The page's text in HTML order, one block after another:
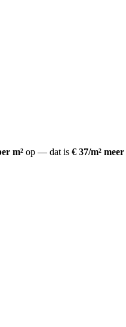
m² op — dat is € 37/m² meer